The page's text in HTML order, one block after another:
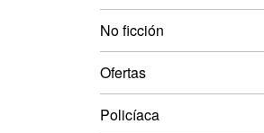
No ficción
Ofertas
Policíaca